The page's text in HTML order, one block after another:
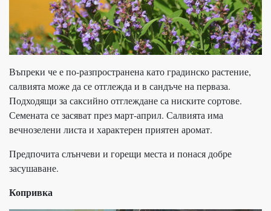
Въпреки че е по-разпространена като градинско растение,
салвията може да се отглежда и в сандъче на перваза.
Подходящи за саксийно отглеждане са ниските сортове.
Семената се засяват през март-април. Салвията има
вечнозелени листа и характерен приятен аромат.
Предпочита слънчеви и горещи места и понася добре
засушаване.
Копривка